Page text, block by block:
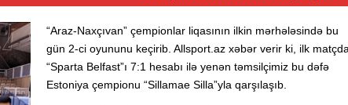
“Araz-Naxçıvan” çempionlar liqasının ilkin mərhələsində bu
gün 2-ci oyununu keçirib. Allsport.az xəbər verir ki, ilk matçda
“Sparta Belfast”ı 7:1 hesabı ilə yenən təmsilçimiz bu dəfə
Estoniya çempionu “Sillamae Silla”yla qarşılaşıb.